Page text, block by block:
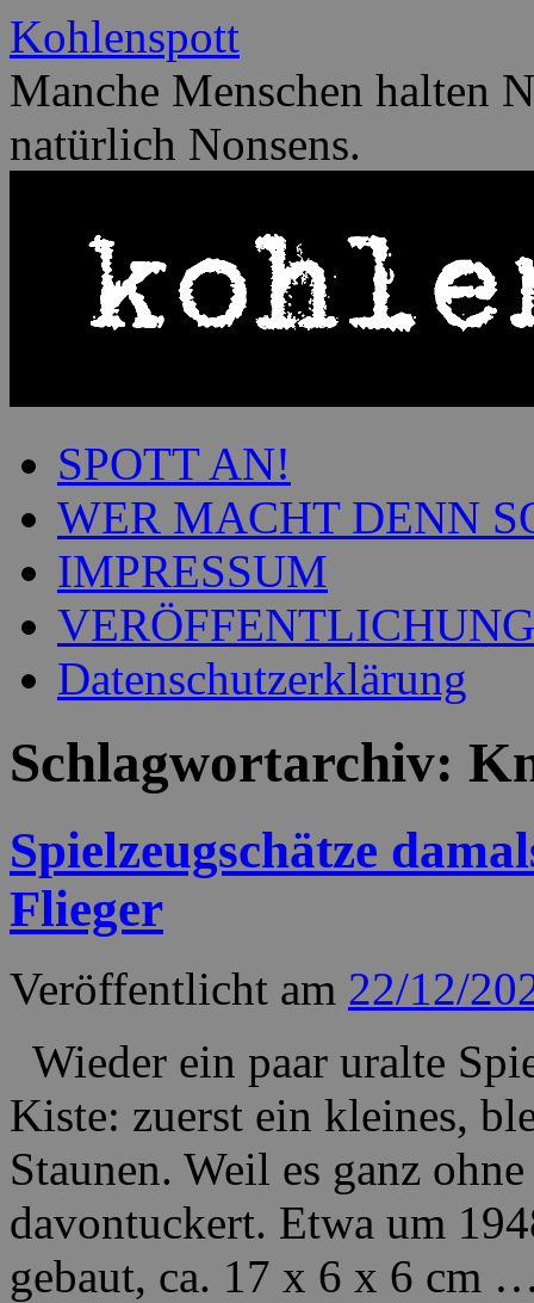
Zum
Inhalt
springen
Kohlenspott
Manche Menschen halten
natürlich Nonsens.
SPOTT AN!
WER MACHT DENN
IMPRESSUM
Datenschutzerklärung
Schlagwortarchiv:
Spielzeugschätze
Flieger
Veröffentlicht am 22/12/
Wieder ein paar uralte
Kiste: zuerst ein kleines,
Staunen. Weil es ganz
davontuckert. Etwa um
gebaut, ca. 17 x 6 x 6 cm